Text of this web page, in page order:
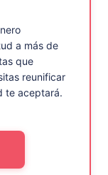
a más de
que
reunificar
te aceptará.